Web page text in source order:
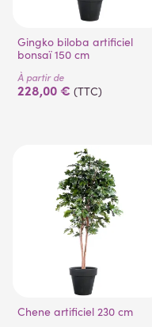
Gingko biloba artificiel
bonsaï 150 cm
À partir de
228,00 € (TTC)
Chene artificiel 230 cm